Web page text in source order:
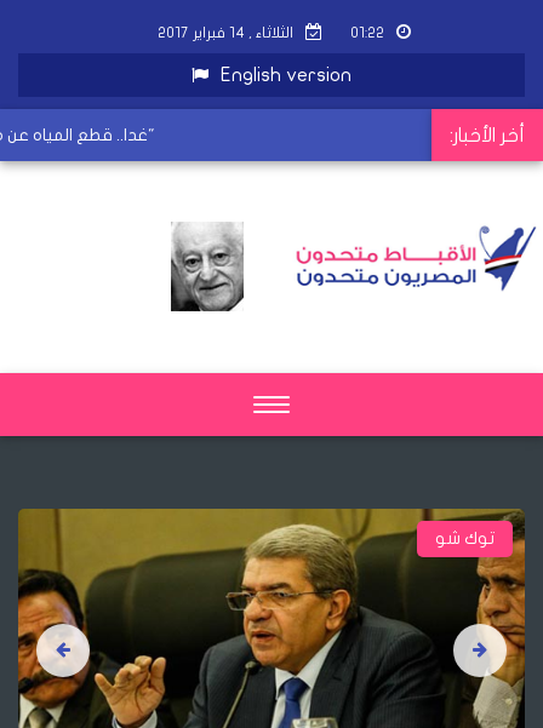
٠١:٢٢ الثلاثاء , ١٤ فبراير ٢٠١٧
English version
أخر الأخبار: غدا.. قطع المياه عن
Toggle
توك شو